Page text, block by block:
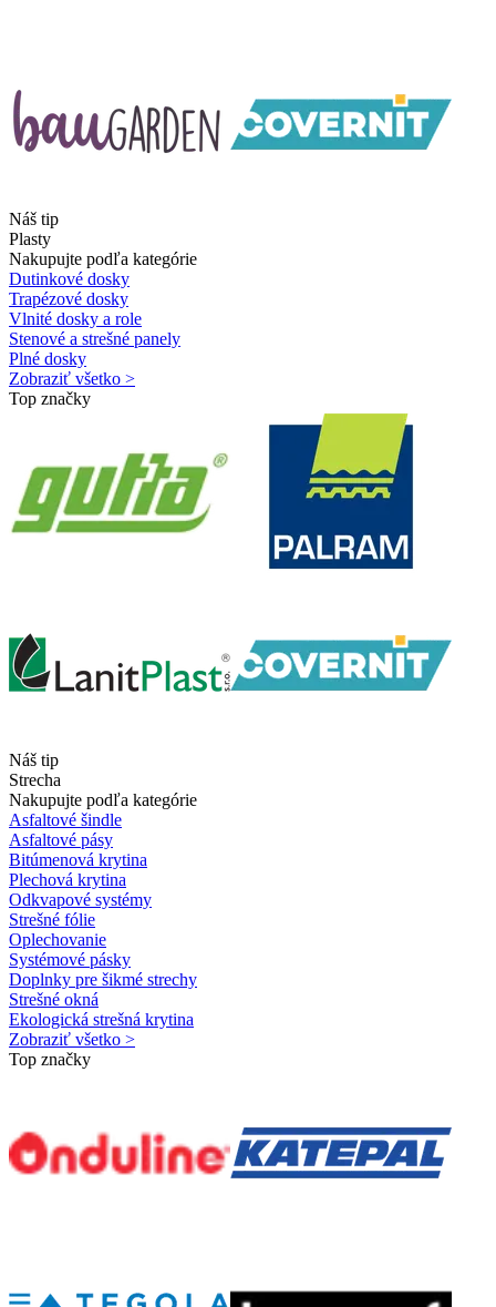
Náš tip
Plasty
Nakupujte podľa kategórie
Dutinkové dosky
Trapézové dosky
Vlnité dosky a role
Stenové a strešné panely
Plné dosky
Zobraziť všetko >
Top značky
Náš tip
Strecha
Nakupujte podľa kategórie
Asfaltové šindle
Asfaltové pásy
Bitúmenová krytina
Plechová krytina
Odkvapové systémy
Strešné fólie
Oplechovanie
Systémové pásky
Doplnky pre šikmé strechy
Strešné okná
Ekologická strešná krytina
Zobraziť všetko >
Top značky